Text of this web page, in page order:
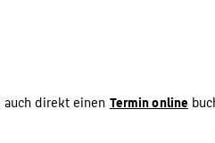
direkt einen Termin online